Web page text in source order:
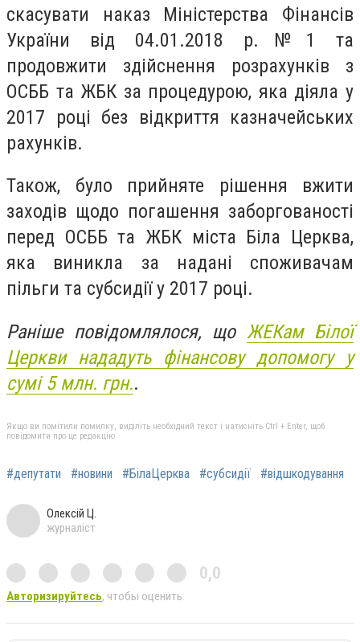
скасувати наказ Міністерства Фінансів
України від 04.01.2018 р.№1 та
продовжити здійснення розрахунків з
ОСББ та ЖБК за процедурою, яка діяла у
2017 році без відкриття казначейських
рахунків.
Також, було прийняте рішення вжити
заходів щодо погашення заборгованості
перед ОСББ та ЖБК міста Біла Церква,
яка виникла за надані споживачам
пільги та субсидії у 2017 році.
Раніше повідомлялося, що ЖЕКам Білої
Церкви нададуть фінансову допомогу у
сумі 5 млн. грн..
Якщо ви помітили помилку, виділіть необхідний текст і натисніть Ctrl + Enter, щоб
повідомити про це редакцію
#депутати #новини #БілаЦерква #субсидії #відшкодування
Олексій Ц.
журналіст
0,0
Авторизируйтесь, чтобы оценить